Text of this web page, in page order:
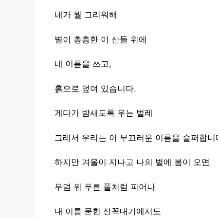
내가 뭘 그리워해
별이 총총한 이 산들 위에
내 이름을 쓰고,
흙으로 덮여 있습니다.
게다가 밤새도록 우는 벌레
그래서 우리는 이 부끄러운 이름을 슬퍼합니
하지만 겨울이 지나고 나의 별에 봄이 오면
무덤 위 푸른 풀처럼 피어나
내 이름 묻힌 산꼭대기에서도